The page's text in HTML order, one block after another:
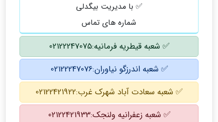
✅ با مدیریت بیگدلی
شماره های تماس
✅ شعبه قیطریه فرمانیه:02122247075
✅ شعبه اندرزگو نیاوران:02122247076
✅ شعبه سعادت آباد شهرک غرب:02122421922
✅ شعبه زعفرانیه ولنجک:02122421933